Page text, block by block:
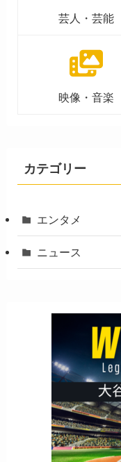
芸人・芸能
映像・音楽
カテゴリー
エンタメ
ニュース